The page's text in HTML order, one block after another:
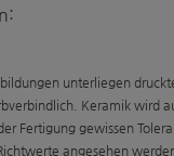
unterliegen
Keramik wird
Fertigung gewissen
angesehen